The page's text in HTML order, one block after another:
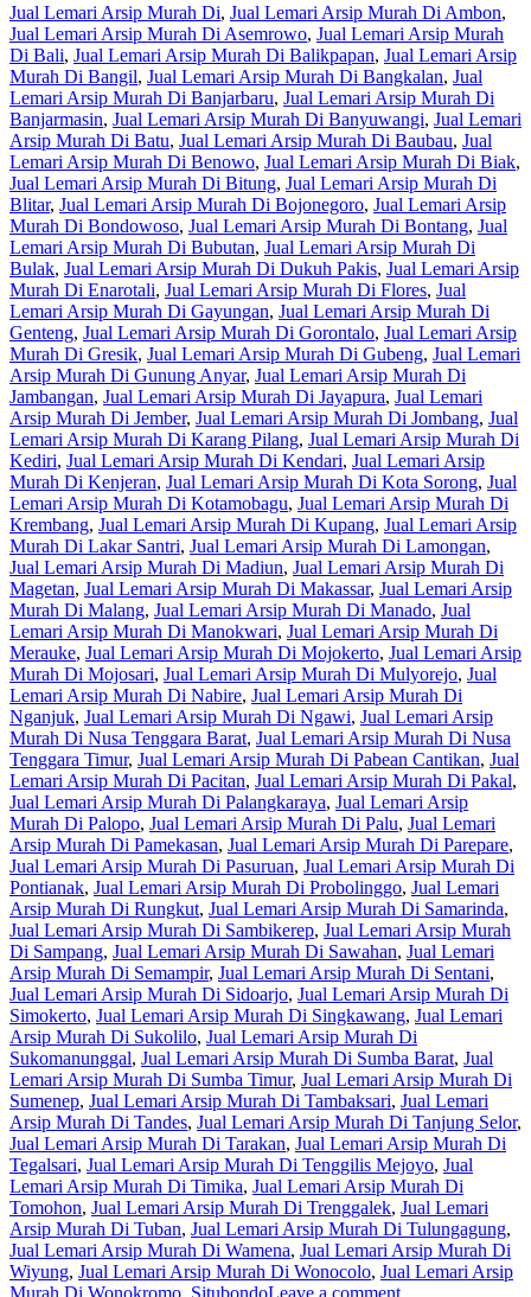
Jual Lemari Arsip Murah Di, Jual Lemari Arsip Murah Di Ambon,
Jual Lemari Arsip Murah Di Asemrowo, Jual Lemari Arsip Murah
Di Bali, Jual Lemari Arsip Murah Di Balikpapan, Jual Lemari Arsip
Murah Di Bangil, Jual Lemari Arsip Murah Di Bangkalan, Jual
Lemari Arsip Murah Di Banjarbaru, Jual Lemari Arsip Murah Di
Banjarmasin, Jual Lemari Arsip Murah Di Banyuwangi, Jual Lemari
Arsip Murah Di Batu, Jual Lemari Arsip Murah Di Baubau, Jual
Lemari Arsip Murah Di Benowo, Jual Lemari Arsip Murah Di Biak,
Jual Lemari Arsip Murah Di Bitung, Jual Lemari Arsip Murah Di
Blitar, Jual Lemari Arsip Murah Di Bojonegoro, Jual Lemari Arsip
Murah Di Bondowoso, Jual Lemari Arsip Murah Di Bontang, Jual
Lemari Arsip Murah Di Bubutan, Jual Lemari Arsip Murah Di
Bulak, Jual Lemari Arsip Murah Di Dukuh Pakis, Jual Lemari Arsip
Murah Di Enarotali, Jual Lemari Arsip Murah Di Flores, Jual
Lemari Arsip Murah Di Gayungan, Jual Lemari Arsip Murah Di
Genteng, Jual Lemari Arsip Murah Di Gorontalo, Jual Lemari Arsip
Murah Di Gresik, Jual Lemari Arsip Murah Di Gubeng, Jual Lemari
Arsip Murah Di Gunung Anyar, Jual Lemari Arsip Murah Di
Jambangan, Jual Lemari Arsip Murah Di Jayapura, Jual Lemari
Arsip Murah Di Jember, Jual Lemari Arsip Murah Di Jombang, Jual
Lemari Arsip Murah Di Karang Pilang, Jual Lemari Arsip Murah Di
Kediri, Jual Lemari Arsip Murah Di Kendari, Jual Lemari Arsip
Murah Di Kenjeran, Jual Lemari Arsip Murah Di Kota Sorong, Jual
Lemari Arsip Murah Di Kotamobagu, Jual Lemari Arsip Murah Di
Krembang, Jual Lemari Arsip Murah Di Kupang, Jual Lemari Arsip
Murah Di Lakar Santri, Jual Lemari Arsip Murah Di Lamongan,
Jual Lemari Arsip Murah Di Madiun, Jual Lemari Arsip Murah Di
Magetan, Jual Lemari Arsip Murah Di Makassar, Jual Lemari Arsip
Murah Di Malang, Jual Lemari Arsip Murah Di Manado, Jual
Lemari Arsip Murah Di Manokwari, Jual Lemari Arsip Murah Di
Merauke, Jual Lemari Arsip Murah Di Mojokerto, Jual Lemari Arsip
Murah Di Mojosari, Jual Lemari Arsip Murah Di Mulyorejo, Jual
Lemari Arsip Murah Di Nabire, Jual Lemari Arsip Murah Di
Nganjuk, Jual Lemari Arsip Murah Di Ngawi, Jual Lemari Arsip
Murah Di Nusa Tenggara Barat, Jual Lemari Arsip Murah Di Nusa
Tenggara Timur, Jual Lemari Arsip Murah Di Pabean Cantikan, Jual
Lemari Arsip Murah Di Pacitan, Jual Lemari Arsip Murah Di Pakal,
Jual Lemari Arsip Murah Di Palangkaraya, Jual Lemari Arsip
Murah Di Palopo, Jual Lemari Arsip Murah Di Palu, Jual Lemari
Arsip Murah Di Pamekasan, Jual Lemari Arsip Murah Di Parepare,
Jual Lemari Arsip Murah Di Pasuruan, Jual Lemari Arsip Murah Di
Pontianak, Jual Lemari Arsip Murah Di Probolinggo, Jual Lemari
Arsip Murah Di Rungkut, Jual Lemari Arsip Murah Di Samarinda,
Jual Lemari Arsip Murah Di Sambikerep, Jual Lemari Arsip Murah
Di Sampang, Jual Lemari Arsip Murah Di Sawahan, Jual Lemari
Arsip Murah Di Semampir, Jual Lemari Arsip Murah Di Sentani,
Jual Lemari Arsip Murah Di Sidoarjo, Jual Lemari Arsip Murah Di
Simokerto, Jual Lemari Arsip Murah Di Singkawang, Jual Lemari
Arsip Murah Di Sukolilo, Jual Lemari Arsip Murah Di
Sukomanunggal, Jual Lemari Arsip Murah Di Sumba Barat, Jual
Lemari Arsip Murah Di Sumba Timur, Jual Lemari Arsip Murah Di
Sumenep, Jual Lemari Arsip Murah Di Tambaksari, Jual Lemari
Arsip Murah Di Tandes, Jual Lemari Arsip Murah Di Tanjung Selor,
Jual Lemari Arsip Murah Di Tarakan, Jual Lemari Arsip Murah Di
Tegalsari, Jual Lemari Arsip Murah Di Tenggilis Mejoyo, Jual
Lemari Arsip Murah Di Timika, Jual Lemari Arsip Murah Di
Tomohon, Jual Lemari Arsip Murah Di Trenggalek, Jual Lemari
Arsip Murah Di Tuban, Jual Lemari Arsip Murah Di Tulungagung,
Jual Lemari Arsip Murah Di Wamena, Jual Lemari Arsip Murah Di
Wiyung, Jual Lemari Arsip Murah Di Wonocolo, Jual Lemari Arsip
Murah Di Wonokromo SitubondoLeave a comment